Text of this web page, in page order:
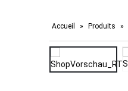
Accueil » Produits »